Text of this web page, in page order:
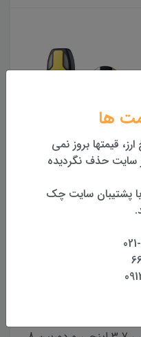
گیرنده مولتی
– Orion One
ها
قیمتها بروز نمی
سایت حذف نگردیده
با پشتیبان سایت چک